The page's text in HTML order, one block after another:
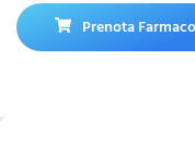
Prenota Farmaco